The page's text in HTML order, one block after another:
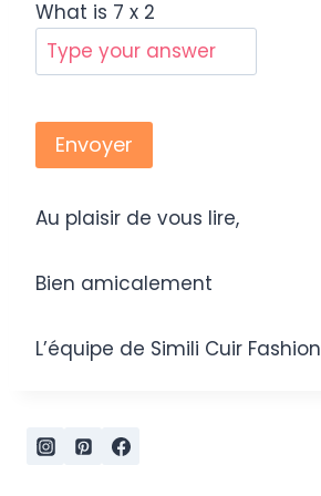
What is 7 x 2
Au plaisir de vous lire,
Bien amicalement
L’équipe de Simili Cuir Fashion